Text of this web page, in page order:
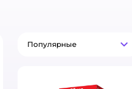
Популярные
Популярные